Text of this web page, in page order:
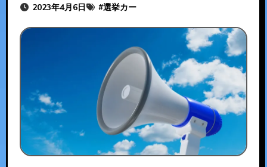
2023年4月6日 #選挙カー